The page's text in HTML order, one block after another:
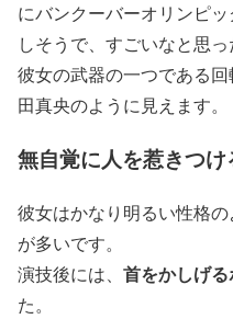
にバンクーバーオリンピ
しそうで、すごいなと思っ
彼女の武器の一つである
田真央のように見えます。
無自覚に人を惹きつけ
彼女はかなり明るい性格
が多いです。
演技後には、 首をかしげ
た。